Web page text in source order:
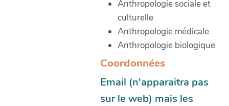
Anthropologie sociale et
culturelle
Anthropologie médicale
Anthropologie biologique
Coordonnées
Email (n'apparaitra pas
sur le web) mais les